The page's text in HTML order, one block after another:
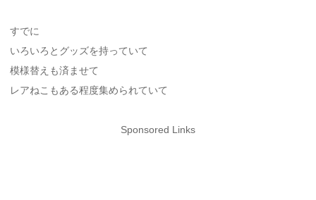
すでに
いろいろとグッズを持っていて
模様替えも済ませて
レアねこもある程度集められていて
Sponsored Links